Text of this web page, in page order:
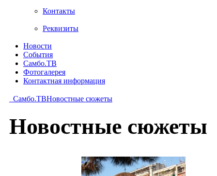
Контакты
Реквизиты
Новости
События
Самбо.ТВ
Фотогалерея
Контактная информация
Самбо.ТВНовостные сюжеты
Новостные сюжеты